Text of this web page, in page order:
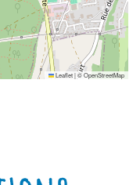
Leaflet|©OpenStreetMap